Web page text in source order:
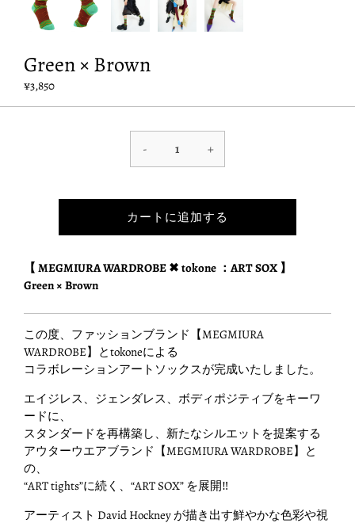
Green × Brown
¥3,850
- +
カートに追加する
【 MEGMIURA WARDROBE ✖ tokone ：ART SOX 】
Green × Brown
この度、ファッションブランド【MEGMIURA
WARDROBE】とtokoneによる
コラボレーションアートソックスが完成いたしました。
エイジレス、ジェンダレス、ボディポジティブをキーワ
ードに、
スタンダードを再構築し、新たなシルエットを提案する
アウターウエアブランド【MEGMIURA WARDROBE】と
の、
“ART tights”に続く、“ART SOX” を展開‼
アーティスト David Hockney が描き出す鮮やかな色彩や視